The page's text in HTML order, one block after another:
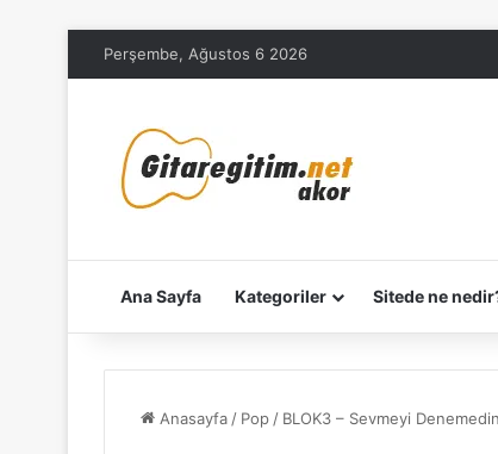
Perşembe, Ağustos 6 2026
Ana Sayfa Kategoriler Sitede ne
Anasayfa / Pop / BLOK3 – Sevmeyi